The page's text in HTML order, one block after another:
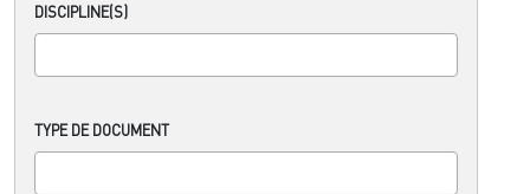
DISCIPLINE(S)
TYPE DE DOCUMENT